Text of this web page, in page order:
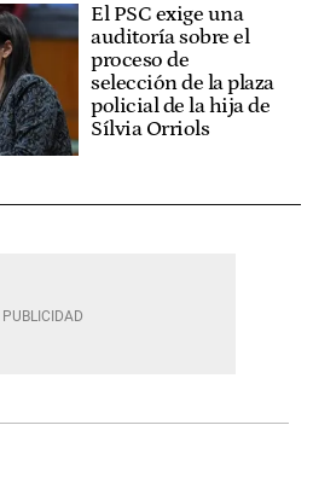
El PSC exige una
auditoría sobre el
proceso de
selección de la plaza
policial de la hija de
Sílvia Orriols